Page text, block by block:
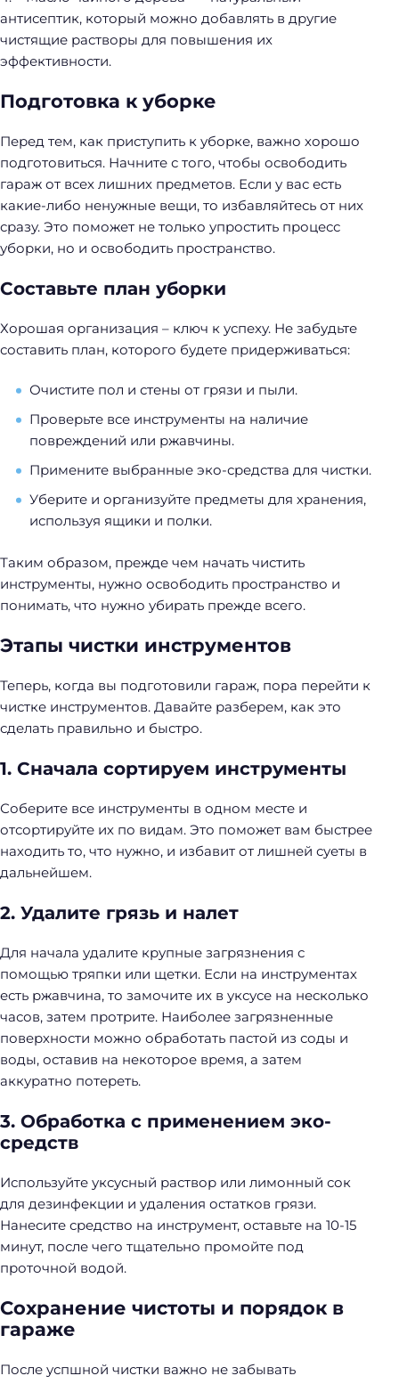
антисептик, который можно добавлять в другие
чистящие растворы для повышения их
эффективности.
Подготовка к уборке
Перед тем, как приступить к уборке, важно хорошо
подготовиться. Начните с того, чтобы освободить
гараж от всех лишних предметов. Если у вас есть
какие-либо ненужные вещи, то избавляйтесь от них
сразу. Это поможет не только упростить процесс
уборки, но и освободить пространство.
Составьте план уборки
Хорошая организация – ключ к успеху. Не забудьте
составить план, которого будете придерживаться:
Очистите пол и стены от грязи и пыли.
Проверьте все инструменты на наличие
повреждений или ржавчины.
Примените выбранные эко-средства для чистки.
Уберите и организуйте предметы для хранения,
используя ящики и полки.
Таким образом, прежде чем начать чистить
инструменты, нужно освободить пространство и
понимать, что нужно убирать прежде всего.
Этапы чистки инструментов
Теперь, когда вы подготовили гараж, пора перейти к
чистке инструментов. Давайте разберем, как это
сделать правильно и быстро.
1. Сначала сортируем инструменты
Соберите все инструменты в одном месте и
отсортируйте их по видам. Это поможет вам быстрее
находить то, что нужно, и избавит от лишней суеты в
дальнейшем.
2. Удалите грязь и налет
Для начала удалите крупные загрязнения с
помощью тряпки или щетки. Если на инструментах
есть ржавчина, то замочите их в уксусе на несколько
часов, затем протрите. Наиболее загрязненные
поверхности можно обработать пастой из соды и
воды, оставив на некоторое время, а затем
аккуратно потереть.
3. Обработка с применением эко-
средств
Используйте уксусный раствор или лимонный сок
для дезинфекции и удаления остатков грязи.
Нанесите средство на инструмент, оставьте на 10-15
минут, после чего тщательно промойте под
проточной водой.
Сохранение чистоты и порядок в
гараже
После успшной чистки важно не забывать